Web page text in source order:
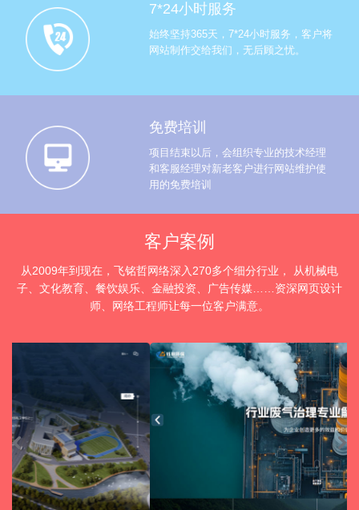
7*24小时服务
始终坚持365天，7*24小时服务，客户将
网站制作交给我们，无后顾之忧。
免费培训
项目结束以后，会组织专业的技术经理
和客服经理对新老客户进行网站维护使
用的免费培训
客户案例
从2009年到现在，飞铭哲网络深入270多个细分行业， 从机械电
子、文化教育、餐饮娱乐、金融投资、广告传媒……资深网页设计
师、网络工程师让每一位客户满意。